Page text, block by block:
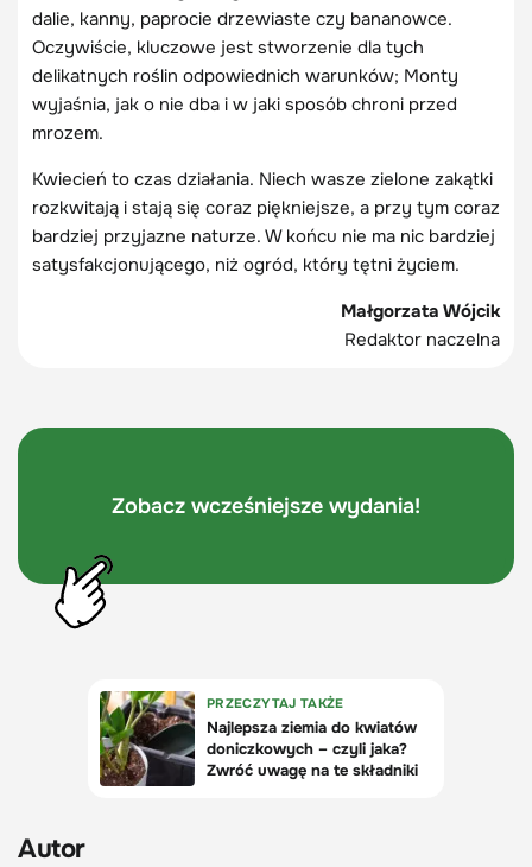
dalie, kanny, paprocie drzewiaste czy bananowce.
Oczywiście, kluczowe jest stworzenie dla tych
delikatnych roślin odpowiednich warunków; Monty
wyjaśnia, jak o nie dba i w jaki sposób chroni przed
mrozem.
Kwiecień to czas działania. Niech wasze zielone zakątki
rozkwitają i stają się coraz piękniejsze, a przy tym coraz
bardziej przyjazne naturze. W końcu nie ma nic bardziej
satysfakcjonującego, niż ogród, który tętni życiem.
Małgorzata Wójcik
Redaktor naczelna
Zobacz wcześniejsze wydania!
Autor